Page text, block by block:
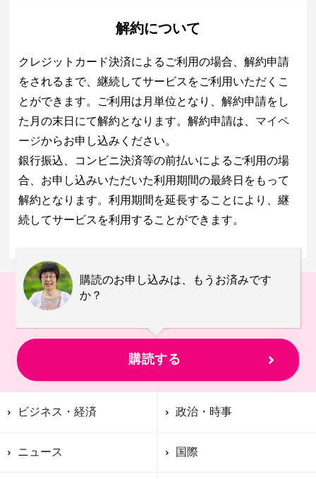
解約について
クレジットカード決済によるご利用の場合、解約申請
をされるまで、継続してサービスをご利用いただくこ
とができます。ご利用は月単位となり、解約申請をし
た月の末日にて解約となります。解約申請は、 マイペ
ージからお申し込みください。
銀行振込、コンビニ決済等の前払いによるご利用の場
合、お申し込みいただいた利用期間の最終日をもって
解約となります。利用期間を延長することにより、継
続してサービスを利用することができます。
購読のお申し込みは、もうお済みです
か？
購読する
ビジネス・経済 政治・時事
ニュース 国際